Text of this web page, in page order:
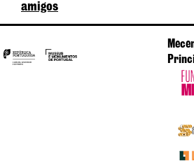
amigos